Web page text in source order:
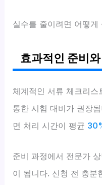
실수를 줄이려면 어떻게
효과적인 준비
체계적인 서류 체크리
통한 시험 대비가 권장
면 처리 시간이 평균
준비 과정에서 전문가
이 됩니다. 신청 전 충분